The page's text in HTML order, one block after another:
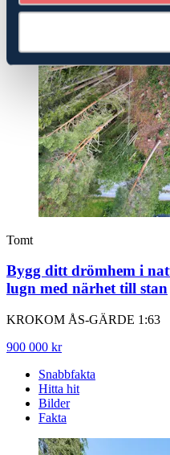
Tomt
Bygg ditt drömhem i
lugn med närhet till stan
KROKOM ÅS-GÄRDE 1:63
900 000 kr
Snabbfakta
Hitta hit
Bilder
Fakta